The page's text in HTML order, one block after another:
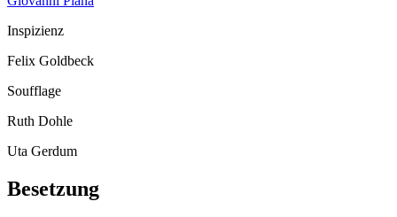
Inspizienz
Felix Goldbeck
Soufflage
Ruth Dohle
Uta Gerdum
Besetzung